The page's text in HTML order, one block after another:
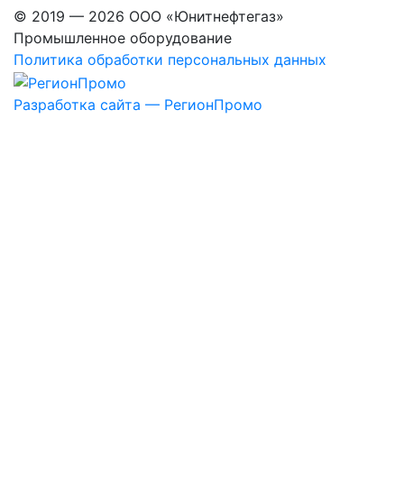
© 2019 — 2026 ООО «Юнитнефтегаз»
Промышленное оборудование
Политика обработки персональных данных
Разработка сайта — РегионПромо